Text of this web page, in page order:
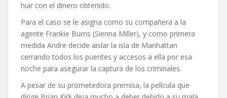
huir con el dinero obtenido.
Para el caso se le asigna como su compañera a la
agente Frankie Burns (Sienna Miller), y como primera
medida Andre decide aislar la isla de Manhattan
cerrando todos los puentes y accesos a ella por esa
noche para asegurar la captura de los criminales.
A pesar de su prometedora premisa, la película que